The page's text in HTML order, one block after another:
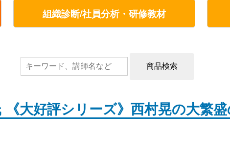
組織診断/社員分析・研修教材
《大好評シリーズ》西村晃の大繁